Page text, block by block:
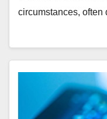
circumstances,